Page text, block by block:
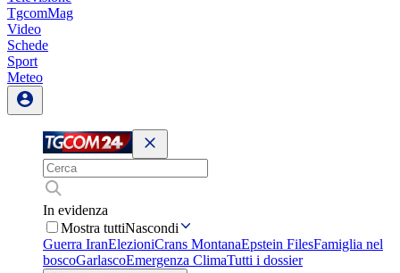
TgcomMag
Video
Schede
Sport
Meteo
In evidenza
Mostra tuttiNascondi
Guerra IranElezioniCrans MontanaEpstein FilesFamiglia nel
boscoGarlascoEmergenza ClimaTutti i dossier